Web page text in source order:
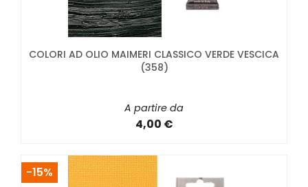
COLORI AD OLIO MAIMERI CLASSICO VERDE VESCICA
(358)
A partire da
4,00 €
-15%